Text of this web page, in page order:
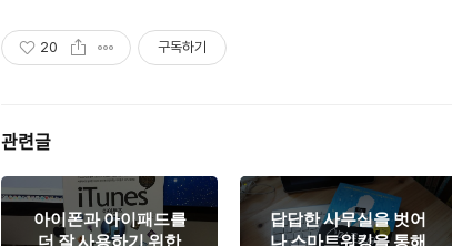
20 구독하기
관련글
아이폰과 아이패드를
더 잘 사용하기 위한
답답한 사무실을 벗어
나 스마트워킹을 통해